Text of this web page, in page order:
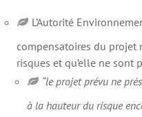
L’Autorité
compensatoires du projet
risques et qu’elle ne sont
“le projet prévu ne
à la hauteur du risque